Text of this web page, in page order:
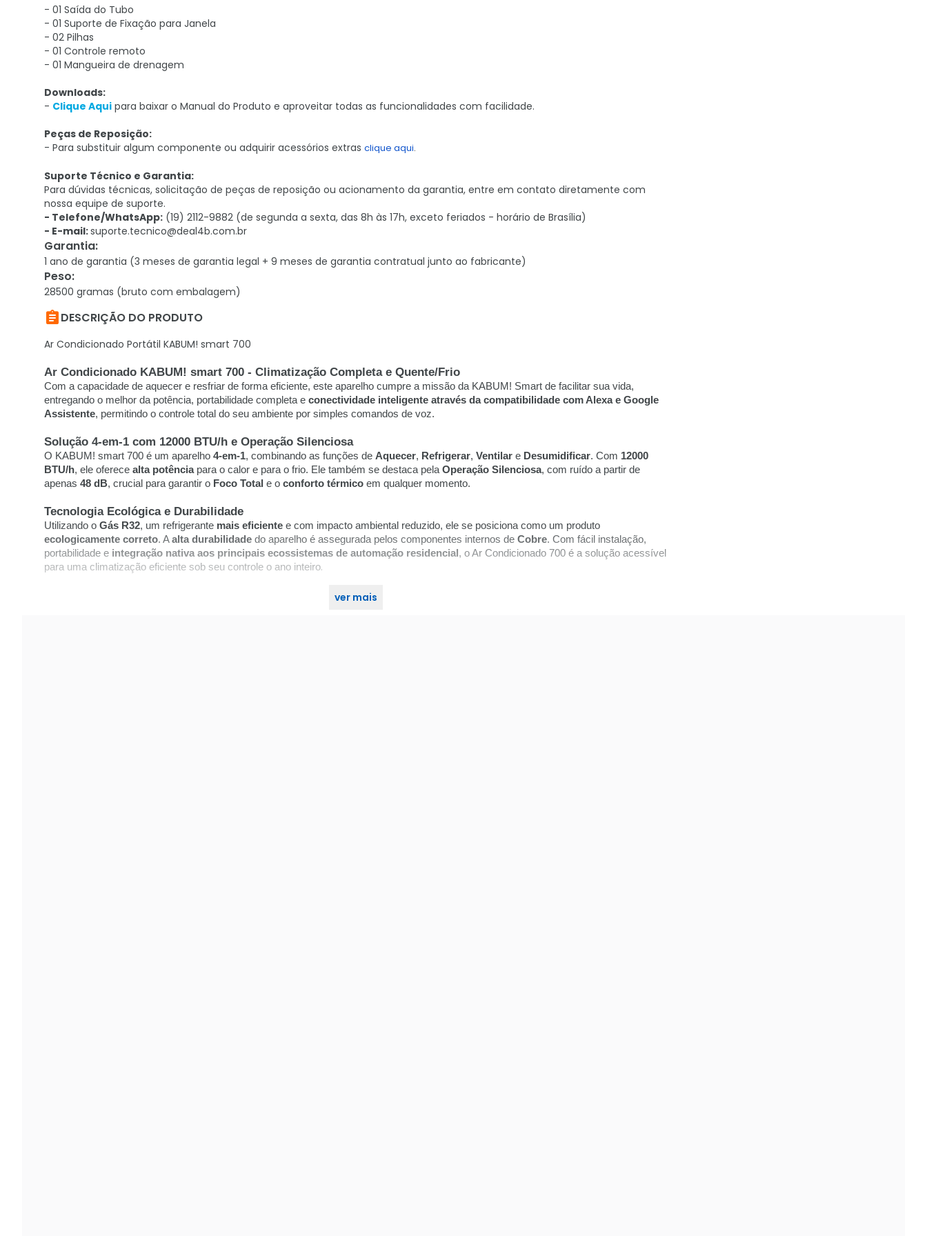
- 01 Saída do Tubo
- 01 Suporte de Fixação para Janela
- 02 Pilhas
- 01 Controle remoto
- 01 Mangueira de drenagem
Downloads:
- Clique Aqui para baixar o Manual do Produto e aproveitar todas as funcionalidades com facilidade.
Peças de Reposição:
- Para substituir algum componente ou adquirir acessórios extras clique aqui.
Suporte Técnico e Garantia:
Para dúvidas técnicas, solicitação de peças de reposição ou acionamento da garantia, entre em contato diretamente com
nossa equipe de suporte.
- Telefone/WhatsApp: (19) 2112-9882 (de segunda a sexta, das 8h às 17h, exceto feriados - horário de Brasília)
- E-mail:suporte.tecnico@deal4b.com.br
Garantia:
1 ano de garantia (3 meses de garantia legal + 9 meses de garantia contratual junto ao fabricante)
Peso:
28500 gramas (bruto com embalagem)
DESCRIÇÃO DO PRODUTO
Ar Condicionado Portátil KABUM! smart 700
Ar Condicionado KABUM! smart 700 - Climatização Completa e Quente/Frio
Com a capacidade de aquecer e resfriar de forma eficiente, este aparelho cumpre a missão da KABUM! Smart de facilitar sua vida,
entregando o melhor da potência, portabilidade completa e conectividade inteligente através da compatibilidade com Alexa e Google
Assistente, permitindo o controle total do seu ambiente por simples comandos de voz.
Solução 4-em-1 com 12000 BTU/h e Operação Silenciosa
O KABUM! smart 700 é um aparelho 4-em-1, combinando as funções de Aquecer, Refrigerar, Ventilar e Desumidificar. Com 12000
BTU/h, ele oferece alta potênciapara o calor e para o frio. Ele também se destaca pela Operação Silenciosa, com ruído a partir de
apenas 48 dB, crucial para garantir o Foco Total e o conforto térmico em qualquer momento.
Tecnologia Ecológica e Durabilidade
Utilizando o Gás R32, um refrigerante mais eficiente e com impacto ambiental reduzido, ele se posiciona como um produto
ecologicamente correto. Aalta durabilidade do aparelho é assegurada pelos componentes internos de Cobre. Com fácil instalação,
portabilidade e integração nativa aos principais ecossistemas de automação residencial , o Ar Condicionado 700 é a solução acessível
para uma climatização eficiente sob seu controle o ano inteiro.
ver mais